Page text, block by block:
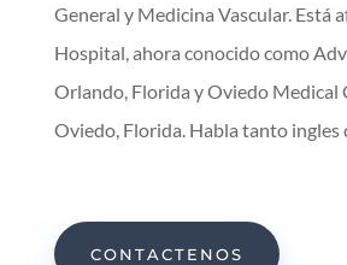
General y Medicina Vascular. Está
Hospital, ahora conocido como
Orlando, Florida y Oviedo Medical
Oviedo, Florida. Habla tanto ingles
CONTACTENOS